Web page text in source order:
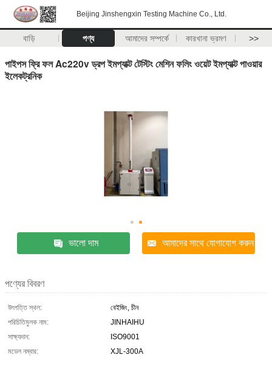
Beijing Jinshengxin Testing Machine Co., Ltd.
বাড়ি পণ্য আমাদের সম্পর্কে কারখানা ভ্রমণ >>
পাইপস ফ্রি ফল Ac220v ড্রপ ইমপ্যাক্ট টেস্টিং মেশিন ফলিং ওয়েট ইমপ্যাক্ট পাওয়ার
ইলেকট্রনিক
ভালো দাম আমাদের সাথে যোগাযোগ করুন
পণ্যের বিবরণ
উৎপত্তি স্থল:
বেইজিং, চীন
পরিচিতিমুলক নাম:
JINHAIHU
সাক্ষ্যদান:
ISO9001
মডেল নম্বার:
XJL-300A